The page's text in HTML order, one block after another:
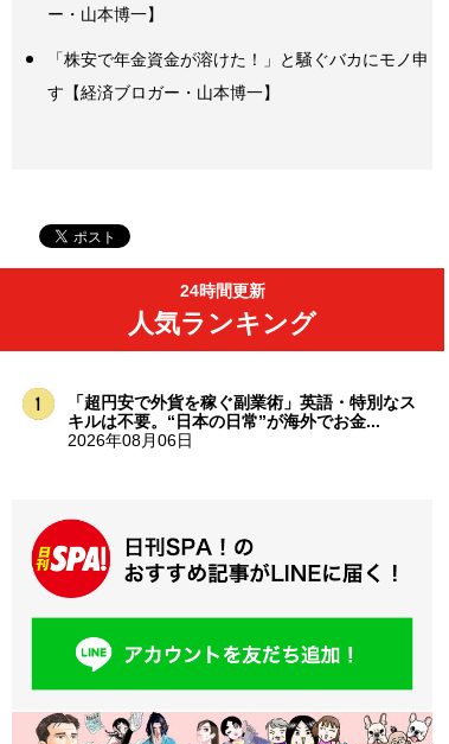
ー・山本博一】
「株安で年金資金が溶けた！」と騒ぐバカにモノ申
す【経済ブロガー・山本博一】
24時間更新
人気ランキング
「超円安で外貨を稼ぐ副業術」英語・特別なス
キルは不要。“日本の日常”が海外でお金...
2026年08月06日